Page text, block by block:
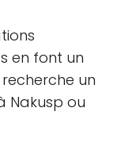
en font un
un
Nakusp ou